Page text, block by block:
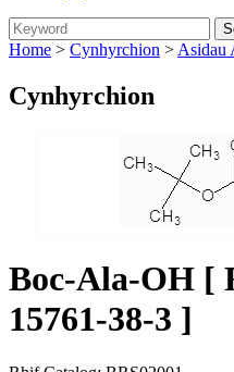
Home > Cynhyrchion > Asidau
Cynhyrchion
Boc-Ala-OH [
15761-38-3 ]